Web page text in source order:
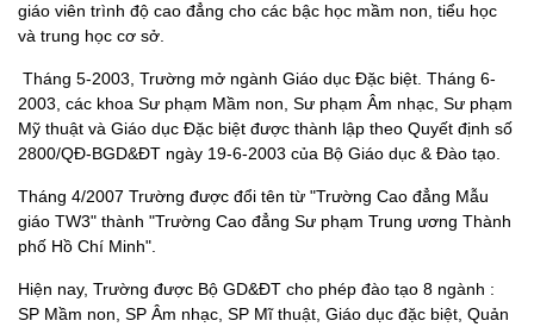
giáo viên trình độ cao đẳng cho các bậc học mầm non, tiểu học
và trung học cơ sở.
Tháng 5-2003, Trường mở ngành Giáo dục Đặc biệt. Tháng 6-
2003, các khoa Sư phạm Mầm non, Sư phạm Âm nhạc, Sư phạm
Mỹ thuật và Giáo dục Đặc biệt được thành lập theo Quyết định số
2800/QĐ-BGD&ĐT ngày 19-6-2003 của Bộ Giáo dục & Đào tạo.
Tháng 4/2007 Trường được đổi tên từ "Trường Cao đẳng Mẫu
giáo TW3" thành "Trường Cao đẳng Sư phạm Trung ương Thành
phố Hồ Chí Minh".
Hiện nay, Trường được Bộ GD&ĐT cho phép đào tạo 8 ngành :
SP Mầm non, SP Âm nhạc, SP Mĩ thuật, Giáo dục đặc biệt, Quản